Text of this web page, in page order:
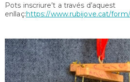
Pots inscriure’t a través d’aquest
enllaç:https://www.rubijove.cat/